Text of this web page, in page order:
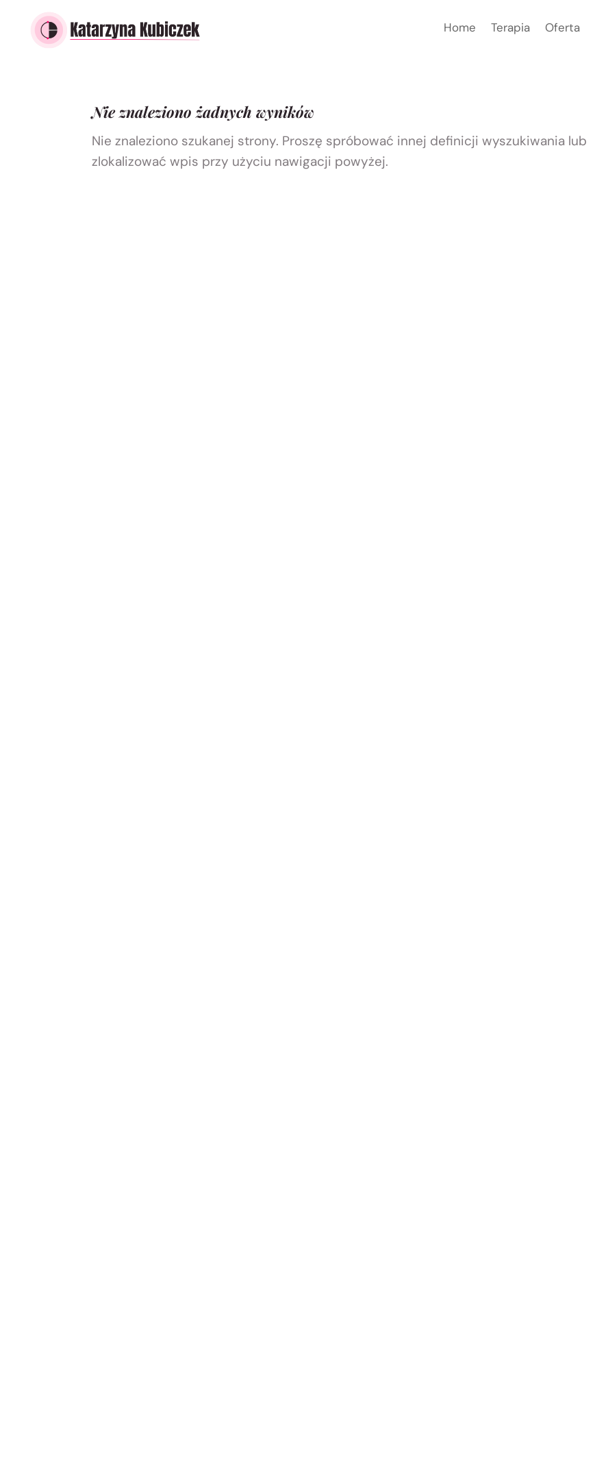
Home Terapia Oferta
Nie znaleziono żadnych wyników
Nie znaleziono szukanej strony. Proszę spróbować innej definicji wyszukiwania lub
zlokalizować wpis przy użyciu nawigacji powyżej.